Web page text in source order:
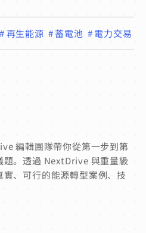
#再生能源 #蓄電池 #電力交易
編輯團隊帶你從第一步到第
題。透過 NextDrive 與重量級
、可行的能源轉型案例、技